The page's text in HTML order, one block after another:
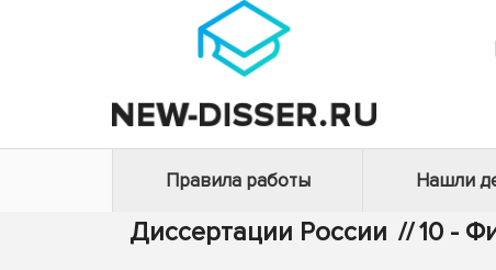
Правила работы Нашли
Диссертации России //10 -